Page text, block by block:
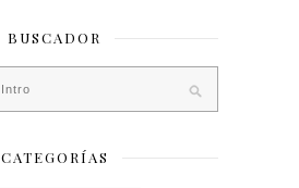
BUSCADOR
CATEGORÍAS